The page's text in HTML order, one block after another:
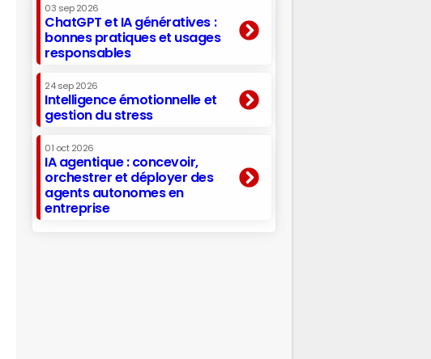
03 sep 2026
ChatGPT et IA génératives :
bonnes pratiques et usages
responsables
24 sep 2026
Intelligence émotionnelle et
gestion du stress
01 oct 2026
IA agentique : concevoir,
orchestrer et déployer des
agents autonomes en
entreprise